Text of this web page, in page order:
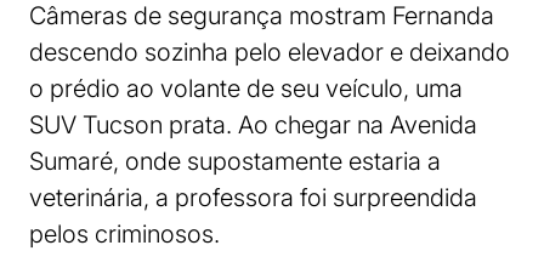
Câmeras de segurança mostram Fernanda
descendo sozinha pelo elevador e deixando
o prédio ao volante de seu veículo, uma
SUV Tucson prata. Ao chegar na Avenida
Sumaré, onde supostamente estaria a
veterinária, a professora foi surpreendida
pelos criminosos.